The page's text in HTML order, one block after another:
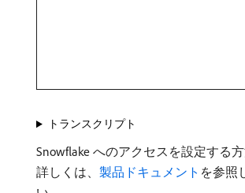
トランスクリプト
Snowflake へのアクセスを設定する
詳しくは、 製品ドキュメント を参照